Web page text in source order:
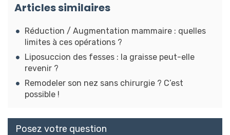
Articles similaires
Réduction / Augmentation mammaire : quelles
limites à ces opérations ?
Liposuccion des fesses : la graisse peut-elle
revenir ?
Remodeler son nez sans chirurgie ? C’est
possible !
Posez votre question